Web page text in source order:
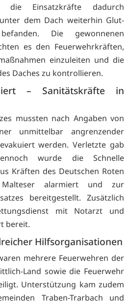
die Einsatzkräfte dadurch
dem Dach weiterhin Glut-
Die gewonnenen
es den Feuerwehrkräften,
einzuleiten und die
Daches zu kontrollieren.
– Sanitätskräfte in
mussten nach Angaben von
unmittelbar angrenzender
werden. Verletzte gab
wurde die Schnelle
Kräften des Deutschen Roten
alarmiert und zur
bereitgestellt. Zusätzlich
mit Notarzt und
bereit.
Hilfsorganisationen
mehrere Feuerwehren der
Land sowie die Feuerwehr
Unterstützung kam zudem
Traben-Trarbach und